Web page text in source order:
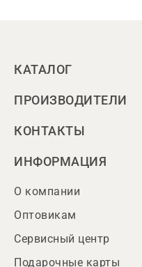
КАТАЛОГ
ПРОИЗВОДИТЕЛИ
КОНТАКТЫ
ИНФОРМАЦИЯ
О компании
Оптовикам
Сервисный центр
Подарочные карты